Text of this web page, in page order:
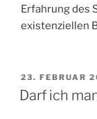
Erfahrung des
existenziellen
AM
23. FEBRUAR
Darf ich